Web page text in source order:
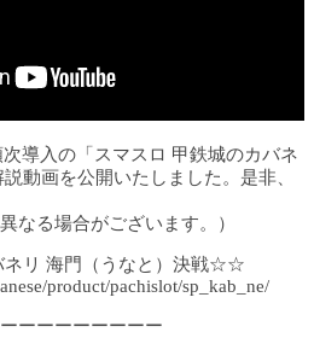
導入の「スマスロ 甲鉄城のカバネ
動画を公開いたしました。是非、
なる場合がございます。）
リ 海門（うなと）決戦☆☆
product/pachislot/sp_kab_ne/
ーーーーーーーー